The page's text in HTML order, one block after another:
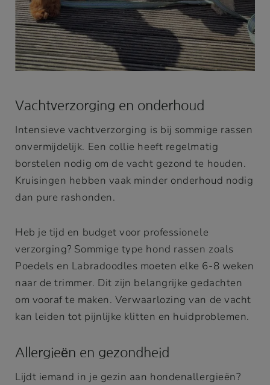
Vachtverzorging en onderhoud
Intensieve vachtverzorging is bij sommige rassen
onvermijdelijk. Een collie heeft regelmatig
borstelen nodig om de vacht gezond te houden.
Kruisingen hebben vaak minder onderhoud nodig
dan pure rashonden.
Heb je tijd en budget voor professionele
verzorging? Sommige type hond rassen zoals
Poedels en Labradoodles moeten elke 6-8 weken
naar de trimmer. Dit zijn belangrijke gedachten
om vooraf te maken. Verwaarlozing van de vacht
kan leiden tot pijnlijke klitten en huidproblemen.
Allergieën en gezondheid
Lijdt iemand in je gezin aan hondenallergieën?